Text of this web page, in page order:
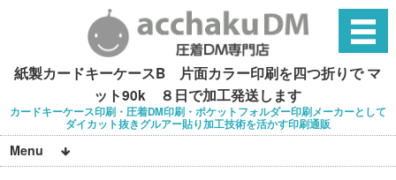
紙製カードキーケースB 片面カラー印刷を四つ折りで マ
ット90k ８日で加工発送します
カードキーケース印刷・圧着DM印刷・ポケットフォルダー印刷メーカーとして
ダイカット抜きグルアー貼り加工技術を活かす印刷通販
Menu